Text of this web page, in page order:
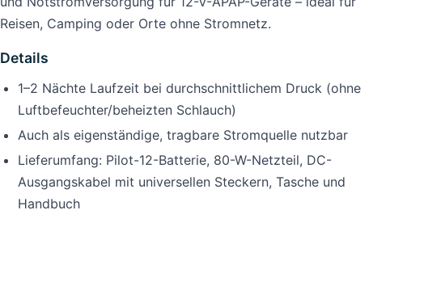
Reisen, Camping oder Orte ohne Stromnetz.
Details
1–2 Nächte Laufzeit bei durchschnittlichem Druck (ohne
Luftbefeuchter/beheizten Schlauch)
Auch als eigenständige, tragbare Stromquelle nutzbar
Lieferumfang: Pilot-12-Batterie, 80-W-Netzteil, DC-
Ausgangskabel mit universellen Steckern, Tasche und
Handbuch